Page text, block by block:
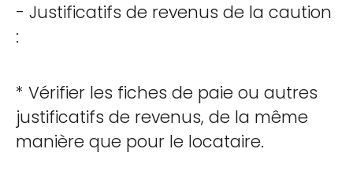
- Justificatifs de revenus de la caution
:
* Vérifier les fiches de paie ou autres
justificatifs de revenus, de la même
manière que pour le locataire.